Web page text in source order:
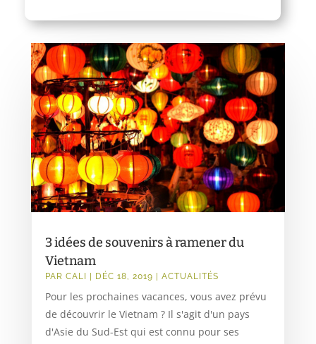
3 idées de souvenirs à ramener du
Vietnam
PAR CALI DÉC 18, 2019 ACTUALITÉS
Pour les prochaines vacances, vous avez prévu
de découvrir le Vietnam ? Il s'agit d'un pays
d'Asie du Sud-Est qui est connu pour ses